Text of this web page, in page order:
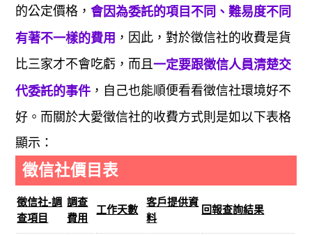
的公定價格，會因為委託的項目不同、難易度不同
有著不一樣的費用 ，因此，對於徵信社的收費是貨
比三家才不會吃虧，而且一定要跟徵信人員清楚交
代委託的事件 ，自己也能順便看看徵信社環境好不
好。而關於大愛徵信社的收費方式則是如以下表格
顯示：
徵信社價目表
徵信社-調
查項目
調查
費用
工作天數
客戶提供資
料
回報查詢結果